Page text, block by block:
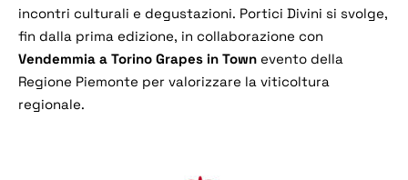
incontri culturali e degustazioni. Portici Divini si svolge,
fin dalla prima edizione, in collaborazione con
Vendemmia a Torino Grapes in Town evento della
Regione Piemonte per valorizzare la viticoltura
regionale.